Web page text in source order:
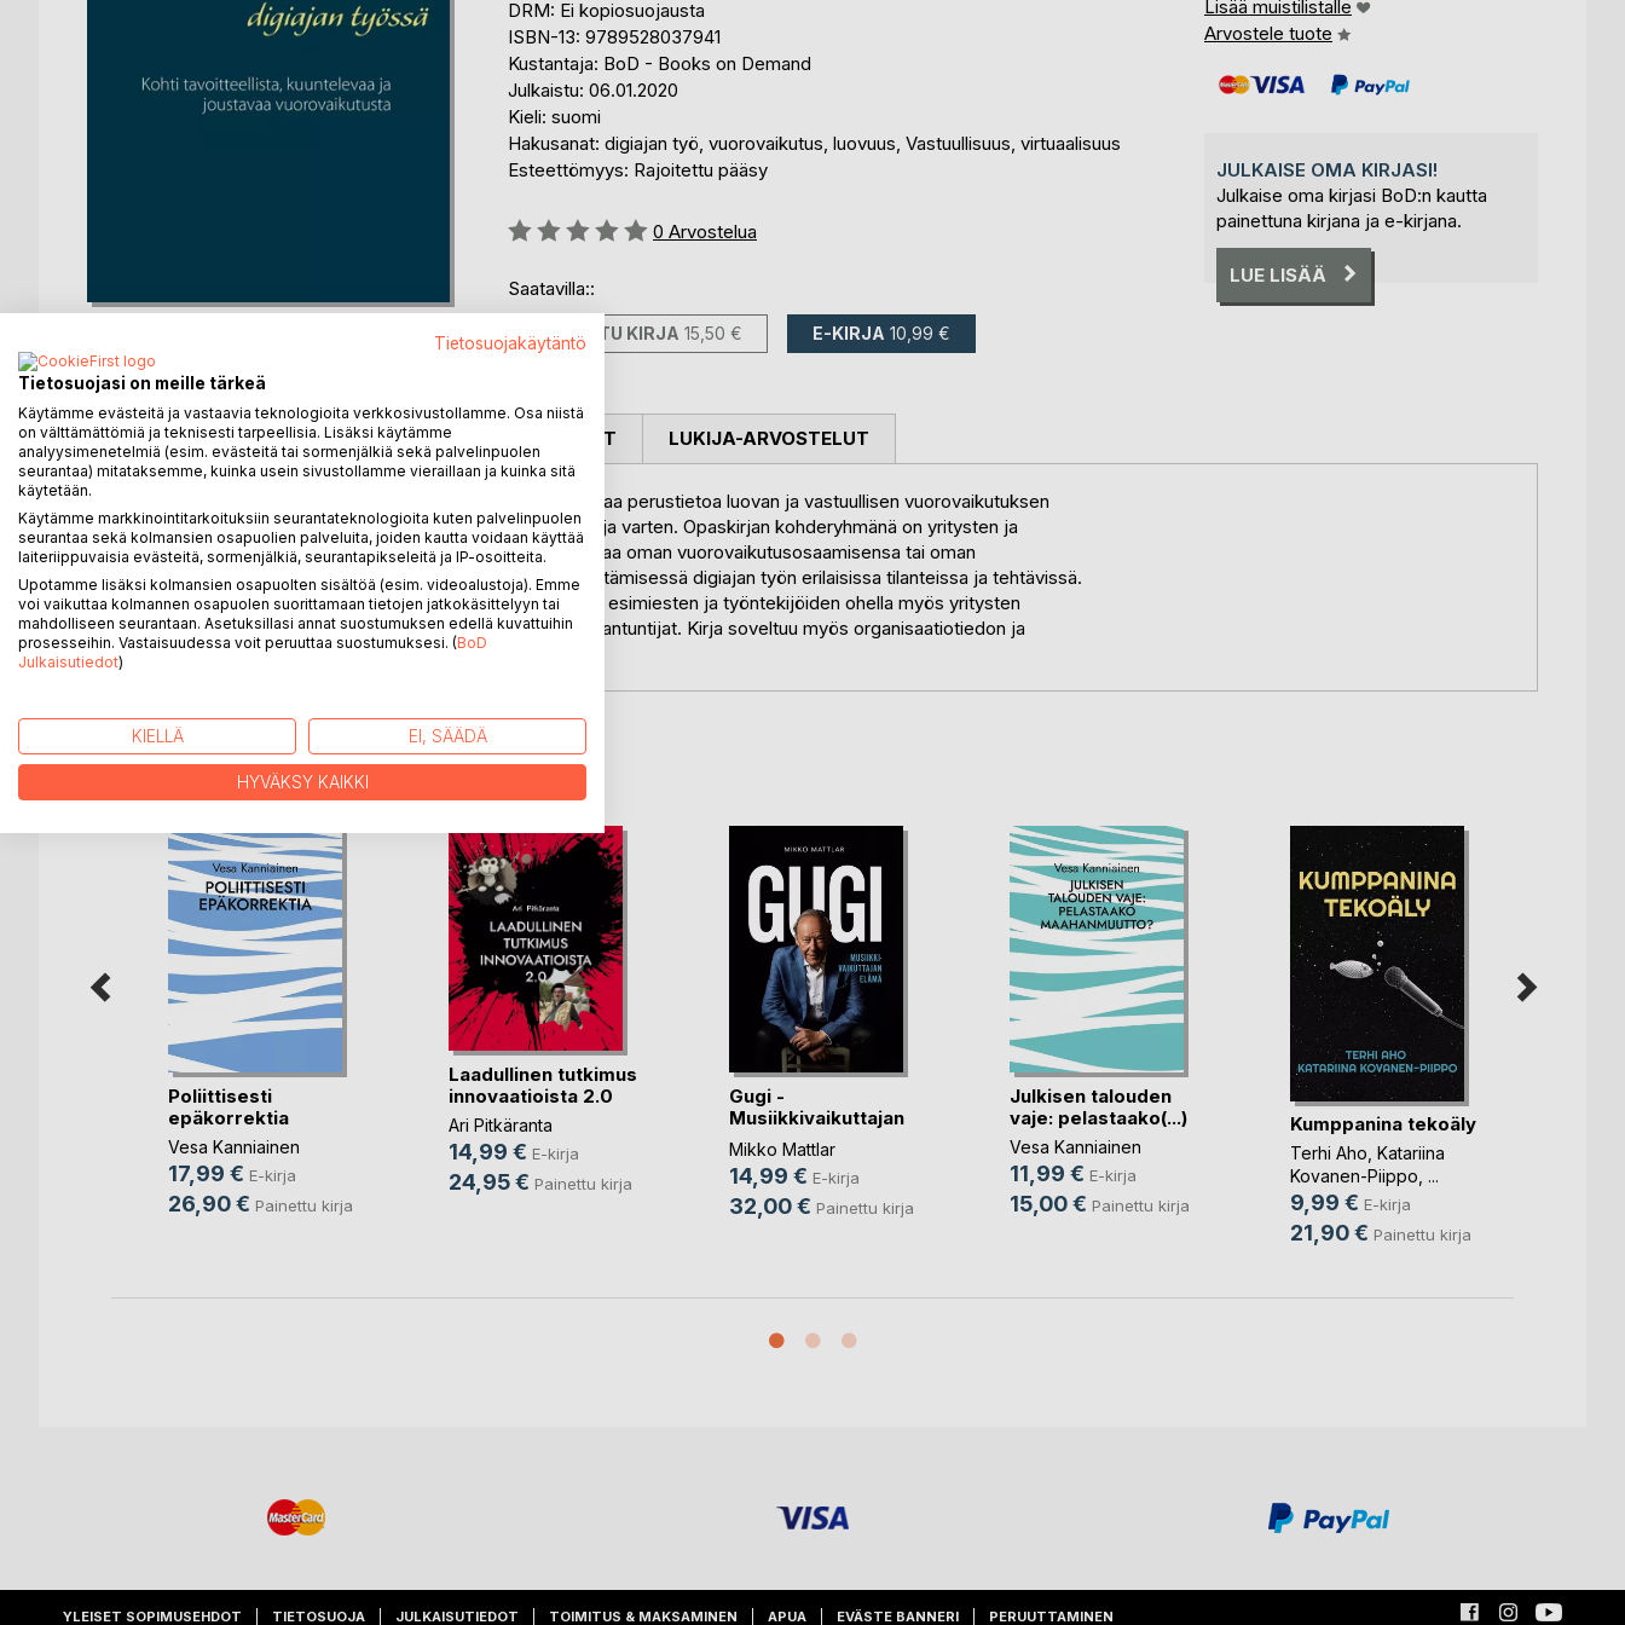
DRM: Ei kopiosuojausta
ISBN-13: 9789528037941
Kustantaja: BoD - Books on Demand
Julkaistu: 06.01.2020
Kieli: suomi
Hakusanat: digiajan työ, vuorovaikutus, luovuus, Vastuullisuus, virtuaalisuus
Esteettömyys: Rajoitettu pääsy
Arvostelu::
0 Arvostelua
Saatavilla::
PAINETTU KIRJA 15,50 € E-KIRJA 10,99 €
Lisää muistilistalle
Arvostele tuote
JULKAISE OMA KIRJASI!
Julkaise oma kirjasi BoD:n kautta
painettuna kirjana ja e-kirjana.
LUE LISÄÄ
KUVAUS
Tämä kirja on tarkoitettu käytännön opaskirjaksi, joka tarjoaa perustietoa luovan ja vastuullisen vuorovaikutuksen
kehittämiseksi käytännössä sekä kysymyksiä lisäpohdintoja varten. Opaskirjan kohderyhmänä on yritysten ja
organisaatioiden koko henkilöstö. Lukija voi hyödyntää kirjaa oman vuorovaikutusosaamisensa tai oman
työyhteisönsä, tiimin tai työryhmän vuorovaikutuksen kehittämisessä digiajan työn erilaisissa tilanteissa ja tehtävissä.
Kirjasta ja siinä olevien kysymysten pohtimisesta hyötyvät esimiesten ja työntekijöiden ohella myös yritysten
valmentajat ja työelämän kehittämisen parissa toimivat asiantuntijat. Kirja soveltuu myös organisaatiotiedon ja
työelämätaitojen oppikirjaksi.
KIRJAILIJA LEHDISTÖARVOSTELUT LUKIJA-ARVOSTELUT
LISÄÄ KIRJOJA BoD:LLA
Poliittisesti
epäkorrektia
Vesa Kanniainen
17,99 € E-kirja
26,90 € Painettu kirja
Laadullinen tutkimus
innovaatioista 2.0
Ari Pitkäranta
14,99 € E-kirja
24,95 € Painettu kirja
Gugi -
Musiikkivaikuttajan
elämä
Mikko Mattlar
14,99 € E-kirja
32,00 € Painettu kirja
Julkisen talouden
vaje: pelastaako(...)
Vesa Kanniainen
11,99 € E-kirja
15,00 € Painettu kirja
Kumppanina tekoäly
Terhi Aho Katariina
Kovanen-Piippo , ...
9,99 € E-kirja
21,90 € Painettu kirja
YLEISET SOPIMUSEHDOT TIETOSUOJA JULKAISUTIEDOT TOIMITUS & MAKSAMINEN APUA EVÄSTE BANNERI PERUUTTAMINEN
Tietosuojakäytäntö
Tietosuojasi on meille tärkeä
Käytämme evästeitä ja vastaavia teknologioita verkkosivustollamme. Osa niistä
on välttämättömiä ja teknisesti tarpeellisia. Lisäksi käytämme
analyysimenetelmiä (esim. evästeitä tai sormenjälkiä sekä palvelinpuolen
seurantaa) mitataksemme, kuinka usein sivustollamme vieraillaan ja kuinka sitä
käytetään.
Käytämme markkinointitarkoituksiin seurantateknologioita kuten palvelinpuolen
seurantaa sekä kolmansien osapuolien palveluita, joiden kautta voidaan käyttää
laiteriippuvaisia evästeitä, sormenjälkiä, seurantapikseleitä ja IP-osoitteita.
Upotamme lisäksi kolmansien osapuolten sisältöä (esim. videoalustoja). Emme
voi vaikuttaa kolmannen osapuolen suorittamaan tietojen jatkokäsittelyyn tai
mahdolliseen seurantaan. Asetuksillasi annat suostumuksen edellä kuvattuihin
prosesseihin. Vastaisuudessa voit peruuttaa suostumuksesi. (BoD
Julkaisutiedot)
KIELLÄ EI, SÄÄDÄ
HYVÄKSY KAIKKI